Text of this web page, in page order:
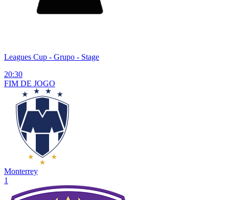
Leagues Cup - Grupo - Stage
20:30
FIM DE JOGO
Monterrey
1